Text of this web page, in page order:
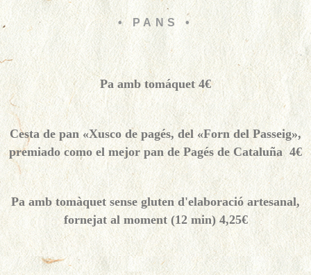
• PANS •
Pa amb tomáquet 4€
Cesta de pan «Xusco de pagés, del «Forn del Passeig»,
premiado como el mejor pan de Pagés de Cataluña 4€
Pa amb tomàquet sense gluten d'elaboració artesanal,
fornejat al moment (12 min) 4,25€